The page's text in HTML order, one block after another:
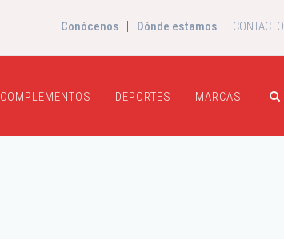
Conócenos | Dónde estamos CONTACTO
COMPLEMENTOS DEPORTES MARCAS